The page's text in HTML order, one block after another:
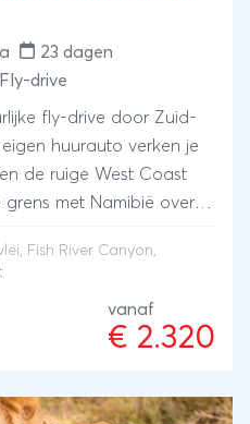
23 dagen
Fly-drive
fly-drive door Zuid-
huurauto verken je
de ruige West Coast
met Namibië over
in het westen. Peddel
National Park. Van
in Namibië geeft
, Fish River Canyon,
vanaf
€ 2.320